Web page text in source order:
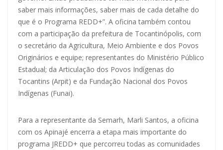
saber mais informações, saber mais de cada detalhe do
que é o Programa REDD+”. A oficina também contou
com a participação da prefeitura de Tocantinópolis, com
o secretário da Agricultura, Meio Ambiente e dos Povos
Originários e equipe; representantes do Ministério Público
Estadual; da Articulação dos Povos Indígenas do
Tocantins (Arpit) e da Fundação Nacional dos Povos
Indígenas (Funai).
Para a representante da Semarh, Marli Santos, a oficina
com os Apinajé encerra a etapa mais importante do
programa JREDD+ que percorreu todas as comunidades